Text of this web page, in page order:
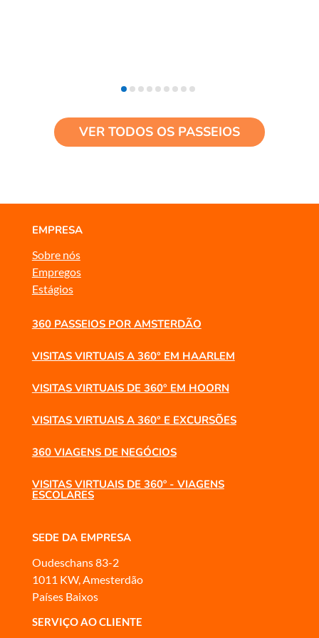
VER TODOS OS PASSEIOS
EMPRESA
Sobre nós
Empregos
Estágios
360 PASSEIOS POR AMSTERDÃO
VISITAS VIRTUAIS A 360° EM HAARLEM
VISITAS VIRTUAIS DE 360° EM HOORN
VISITAS VIRTUAIS A 360° E EXCURSÕES
360 VIAGENS DE NEGÓCIOS
VISITAS VIRTUAIS DE 360º - VIAGENS
ESCOLARES
SEDE DA EMPRESA
Oudeschans 83-2
1011 KW, Amesterdão
Países Baixos
SERVIÇO AO CLIENTE